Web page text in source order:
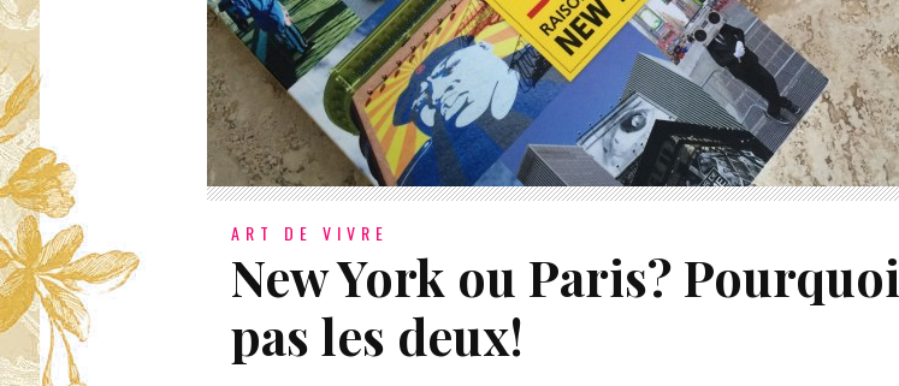
ART DE VIVRE
New York ou Paris? Pourquoi
pas les deux!